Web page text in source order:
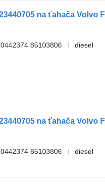
85103806
diesel
85103806
diesel